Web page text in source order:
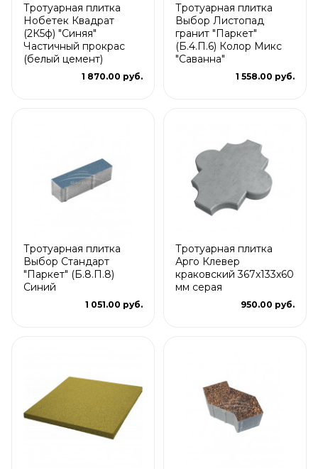
Тротуарная плитка
Нобетек Квадрат
(2К5ф) "Синяя"
Частичный прокрас
(белый цемент)
1 870.00 руб.
Тротуарная плитка
Выбор Листопад
гранит "Паркет"
(Б.4.П.6) Колор Микс
"Саванна"
1 558.00 руб.
Тротуарная плитка
Выбор Стандарт
"Паркет" (Б.8.П.8)
Синий
1 051.00 руб.
Тротуарная плитка
Арго Клевер
краковский 367x133x60
мм серая
950.00 руб.